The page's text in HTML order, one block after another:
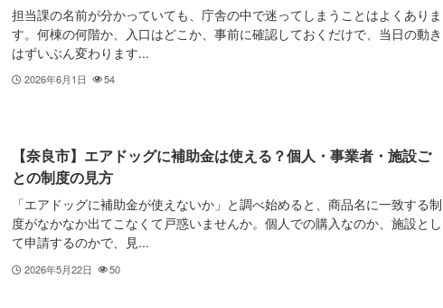
担当課の名前が分かっていても、庁舎の中で迷ってしまうことはよくありま
す。何棟の何階か、入口はどこか、事前に確認しておくだけで、当日の動き
はずいぶん変わります...
2026年6月1日 54
【奈良市】エアドッグに補助金は使える？個人・事業者・施設ご
との制度の見方
「エアドッグに補助金が使えないか」と調べ始めると、商品名に一致する制
度がなかなか出てこなくて戸惑いませんか。個人での購入なのか、施設とし
て申請するのかで、見...
2026年5月22日 50